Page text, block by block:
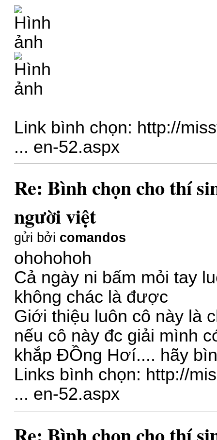
Link bình chọn: http://
... en-52.aspx
Re: Bình chọn cho thí
người việt
gửi bởi comandos
ohohohoh
Cả ngày ni bấm mỏi tay
không chác là được
Giới thiệu luôn cô này là
nếu cô này đc giải mình
khắp ĐỒng Hơí.... hãy
Links bình chọn: http://
... en-52.aspx